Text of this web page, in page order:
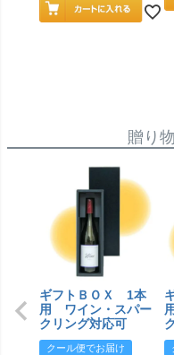
贈り
ギフトＢＯＸ 1本
用 ワイン・スパー
クリング対応可
クール便でお届け